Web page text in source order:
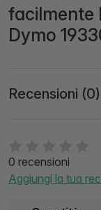
0 recensioni
Aggiungi la tua
facilmente
Dymo
Recensioni (0)